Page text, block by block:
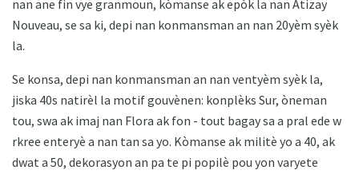
nan ane fin vye granmoun, kòmanse ak epòk la nan Atizay
Nouveau, se sa ki, depi nan konmansman an nan 20yèm syèk
la.
Se konsa, depi nan konmansman an nan ventyèm syèk la,
jiska 40s natirèl la motif gouvènen: konplèks Sur, òneman
tou, swa ak imaj nan Flora ak fon - tout bagay sa a pral ede w
rkree enteryè a nan tan sa yo. Kòmanse ak militè yo a 40, ak
dwat a 50, dekorasyon an pa te pi popilè pou yon varyete